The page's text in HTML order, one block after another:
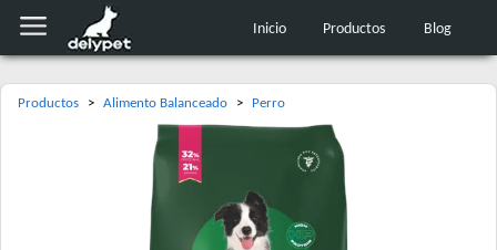
Inicio Productos Blog
Productos > Alimento Balanceado > Perro